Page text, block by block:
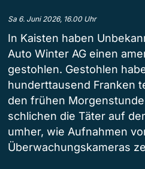
Sa 6. Juni 2026, 16.00 Uhr
In Kaisten haben
Auto Winter AG einen
gestohlen. Gestohlen
hunderttausend Franken
den frühen
schlichen die Täter auf
umher, wie Aufnahmen
Überwachungskameras